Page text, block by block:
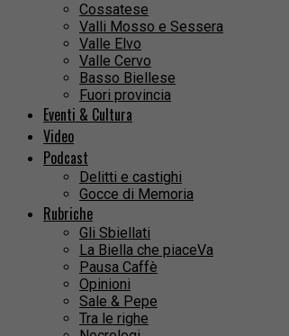
Cossatese
Valli Mosso e Sessera
Valle Elvo
Valle Cervo
Basso Biellese
Fuori provincia
Eventi & Cultura
Video
Podcast
Delitti e castighi
Gocce di Memoria
Rubriche
Gli Sbiellati
La Biella che piaceVa
Pausa Caffè
Opinioni
Sale & Pepe
Tra le righe